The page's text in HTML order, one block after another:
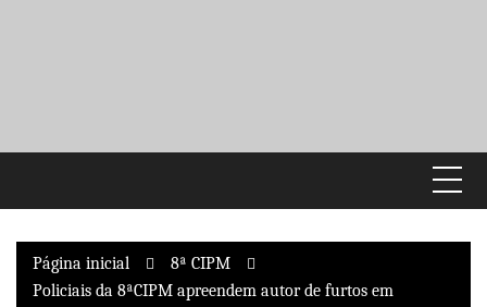
Página inicial
8ª CIPM
Policiais da 8ªCIPM apreendem autor de furtos em